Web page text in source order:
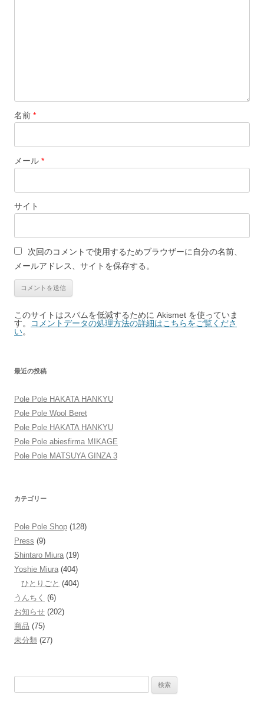
名前 *
メール *
サイト
次回のコメントで使用するためブラウザーに自分の名前、
メールアドレス、サイトを保存する。
このサイトはスパムを低減するために Akismet を使っていま
す。
コメントデータの処理方法の詳細はこちらをご覧くださ
い。
最近の投稿
Pole Pole HAKATA HANKYU
Pole Pole Wool Beret
Pole Pole HAKATA HANKYU
Pole Pole abiesfirma MIKAGE
Pole Pole MATSUYA GINZA 3
カテゴリー
Pole Pole Shop (128)
Press (9)
Shintaro Miura (19)
Yoshie Miura (404)
ひとりごと (404)
うんちく (6)
お知らせ (202)
商品 (75)
未分類 (27)